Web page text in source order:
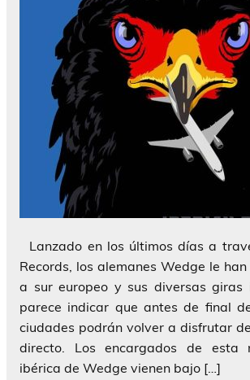
Lanzado en los últimos días a
Records, los alemanes Wedge le
a sur europeo y sus diversas giras
parece indicar que antes de final
ciudades podrán volver a disfrutar
directo. Los encargados de esta
ibérica de Wedge vienen bajo […]